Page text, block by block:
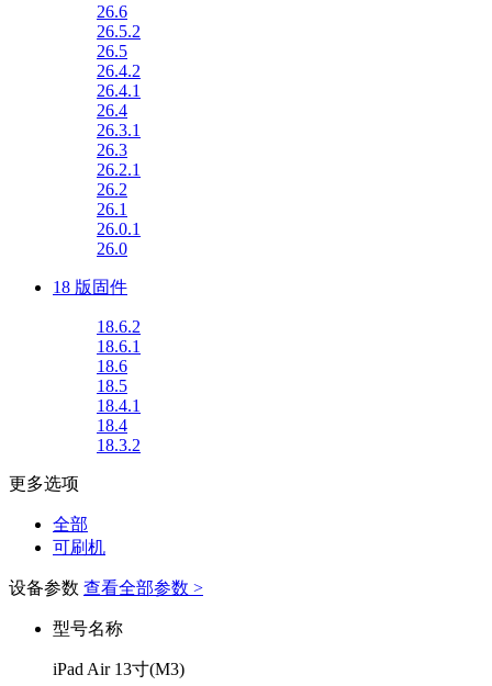
26.6
26.5.2
26.5
26.4.2
26.4.1
26.4
26.3.1
26.3
26.2.1
26.2
26.1
26.0.1
26.0
18 版固件
18.6.2
18.6.1
18.6
18.5
18.4.1
18.4
18.3.2
更多选项
全部
可刷机
设备参数 查看全部参数 >
型号名称
iPad Air 13寸(M3)